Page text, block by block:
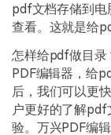
pdf文档存储到电
查看。这就是给
怎样给pdf做目录
PDF编辑器，给
后，我们可以更
户更好的了解
验。万兴PDF编